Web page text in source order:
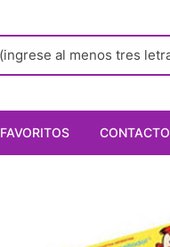
FAVORITOS CONTACTO